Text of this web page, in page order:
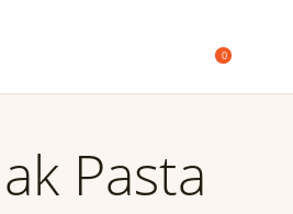
0
Pasta